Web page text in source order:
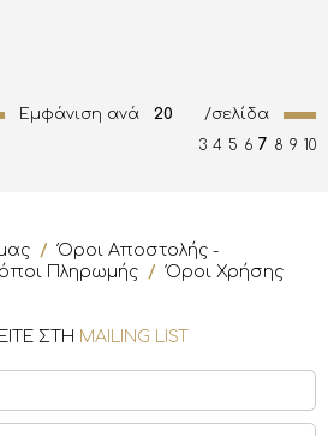
Εμφάνιση ανά 20
/σελίδα
3 4 5 6 7 8 9 10
/Όροι Αποστολής -
Πληρωμής /Όροι Χρήσης
ΣΤΗ MAILING LIST